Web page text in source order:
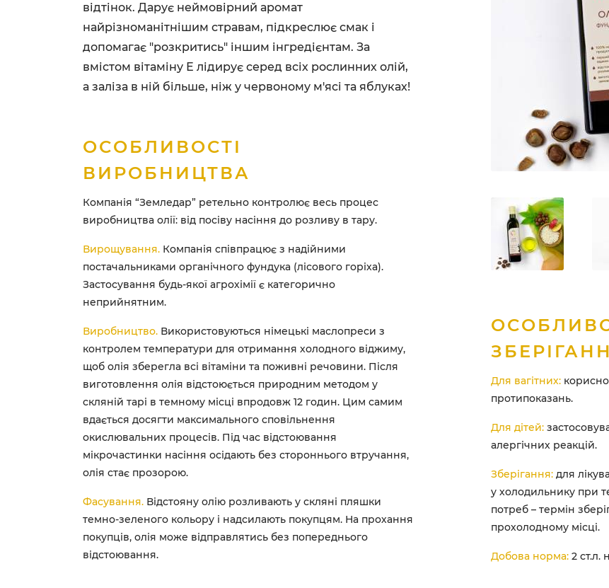
відтінок. Дарує неймовірний аромат
найрізноманітнішим стравам, підкреслює смак і
допомагає "розкритись" іншим інгредієнтам. За
вмістом вітаміну Е лідирує серед всіх рослинних олій,
а заліза в ній більше, ніж у червоному м'ясі та яблуках!
ОСОБЛИВОСТІ
ВИРОБНИЦТВА
Компанія “Земледар” ретельно контролює весь процес
виробництва олії: від посіву насіння до розливу в тару.
Вирощування. Компанія співпрацює з надійними
постачальниками органічного фундука (лісового горіха).
Застосування будь-якої агрохімії є категорично
неприйнятним.
Виробництво. Використовуються німецькі маслопреси з
контролем температури для отримання холодного віджиму,
щоб олія зберегла всі вітаміни та поживні речовини. Після
виготовлення олія відстоюється природним методом у
скляній тарі в темному місці впродовж 12 годин. Цим самим
вдається досягти максимального сповільнення
окислювальних процесів. Під час відстоювання
мікрочастинки насіння осідають без стороннього втручання,
олія стає прозорою.
Фасування. Відстояну олію розливають у скляні пляшки
темно-зеленого кольору і надсилають покупцям. На прохання
покупців, олія може відправлятись без попереднього
відстоювання.
Для вагітних:
протипоказань.
Для дітей:
алергічних реакцій.
Зберігання: для
у холодильнику при
потреб – термін
прохолодному місці.
Добова норма: 2 ст.л.